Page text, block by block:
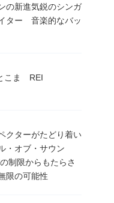
の新進気鋭のシンガ
ター 音楽的なバッ
こま REI
クターがたどり着い
・オブ・サウン
制限からもたらさ
限の可能性